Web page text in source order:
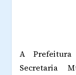
A
Secretaria